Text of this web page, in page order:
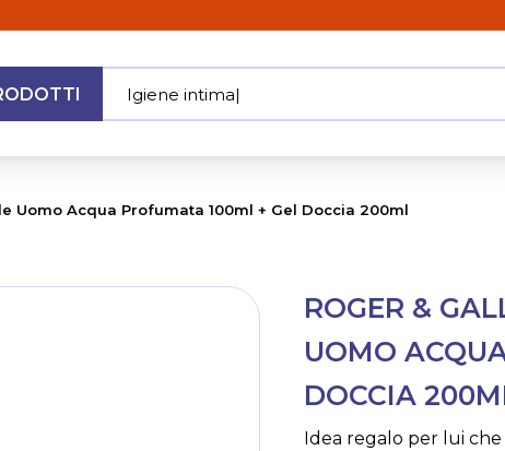
Igiene i|
Uomo Acqua Profumata 100ml + Gel Doccia 200ml
ROGER &
UOMO
DOCCIA
Idea regalo per lui
to
beginning
images